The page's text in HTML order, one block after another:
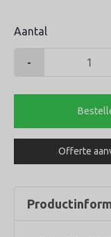
Aantal
-
L=300mm
Offerte